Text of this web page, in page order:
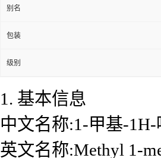
别名
包装
级别
1. 基本信息
中文名称:1-甲基-
英文名称:Methyl 1-